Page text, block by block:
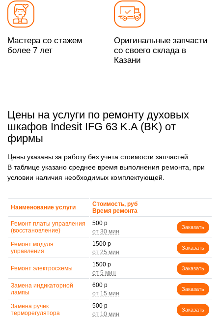
Мастера со стажем
более 7 лет
Оригинальные запчасти
со своего склада в
Казани
Цены на услуги по ремонту духовых
шкафов Indesit IFG 63 K.A (BK) от
фирмы
Цены указаны за работу без учета стоимости запчастей.
В таблице указано среднее время выполнения ремонта, при
условии наличия необходимых комплектующей.
Наименование услуги
Стоимость, руб
Время ремонта
Ремонт платы управления
(восстановление)
500 р
Заказать
Ремонт модуля
управления
1500 р
Заказать
Ремонт электросхемы
1500 р
Заказать
Замена индикаторной
лампы
600 р
Заказать
Замена ручек
терморегулятора
500 р
Заказать